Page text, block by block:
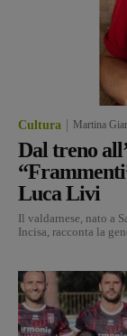
Cultura Martina
Dal treno
Luca Livi
Il valdarnese, nato a
Incisa, racconta la